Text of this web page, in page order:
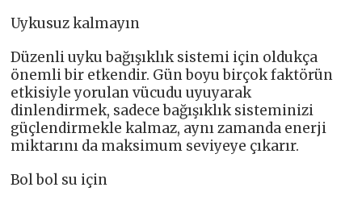
Uykusuz kalmayın
Düzenli uyku bağışıklık sistemi için oldukça
önemli bir etkendir. Gün boyu birçok faktörün
etkisiyle yorulan vücudu uyuyarak
dinlendirmek, sadece bağışıklık sisteminizi
güçlendirmekle kalmaz, aynı zamanda enerji
miktarını da maksimum seviyeye çıkarır.
Bol bol su için